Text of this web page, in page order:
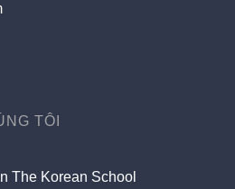
TÔI
The Korean School